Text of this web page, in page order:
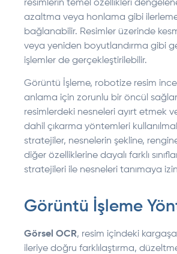
resimlerin temel özellikleri
azaltma veya honlama gibi
bağlanabilir. Resimler üzerinde
veya yeniden boyutlandırma gibi
işlemler de gerçekleştirilebilir.
Görüntü İşleme, robotize resim
anlama için zorunlu bir öncül sağlar.
resimlerdeki nesneleri ayırt etmek
dahil çıkarma yöntemleri
stratejiler, nesnelerin şekline,
diğer özelliklerine dayalı farklı
stratejileri ile nesneleri tanımaya
Görüntü İşleme
Görsel OCR, resim içindeki
ileriye doğru farklılaştırma,